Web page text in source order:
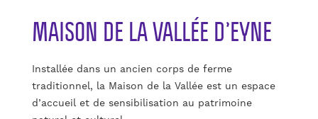
MAISON DE LA VALLÉE D’EYNE
Installée dans un ancien corps de ferme
traditionnel, la Maison de la Vallée est un espace
d’accueil et de sensibilisation au patrimoine